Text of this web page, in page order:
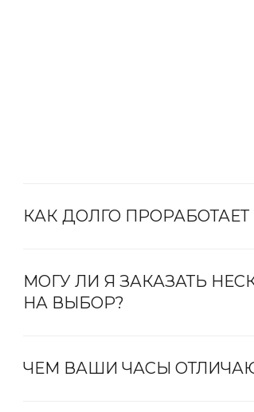
КАК ДОЛГО ПРОРАБОТАЕТ
МОГУ ЛИ Я ЗАКАЗАТЬ
НА ВЫБОР?
ЧЕМ ВАШИ ЧАСЫ